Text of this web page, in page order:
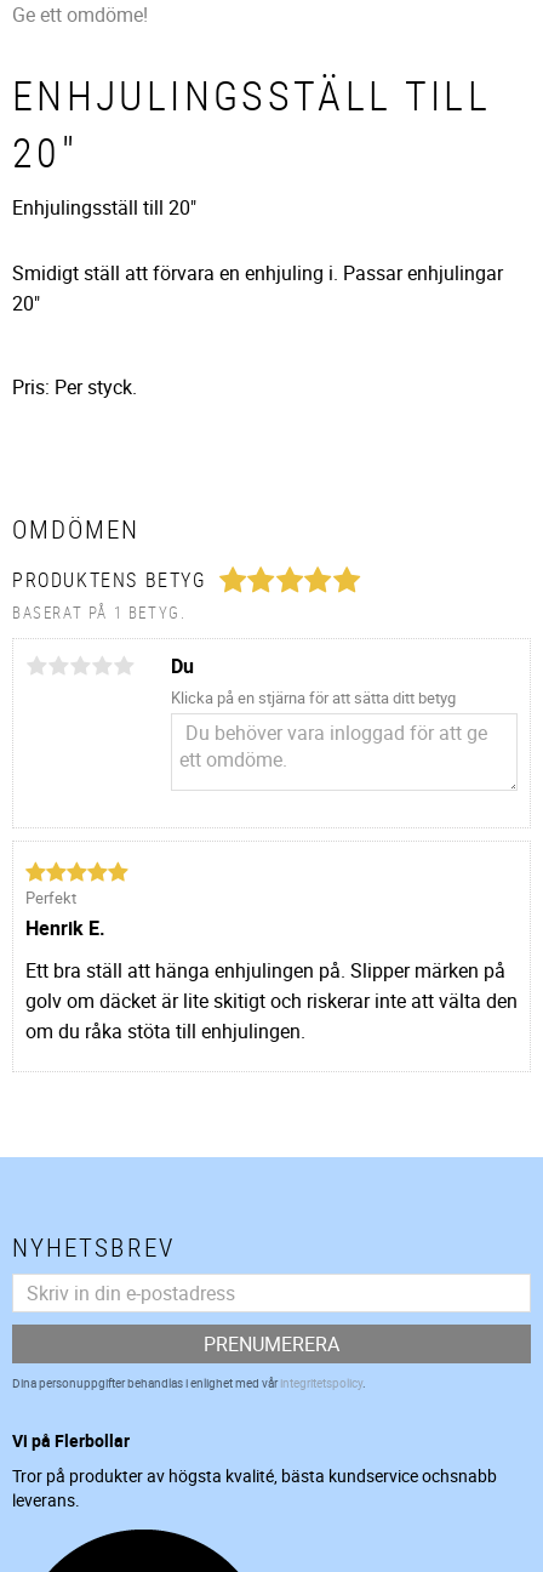
Ge ett omdöme!
ENHJULINGSSTÄLL TILL
20"
Enhjulingsställ till 20"
Smidigt ställ att förvara en enhjuling i. Passar enhjulingar
20"
Pris: Per styck.
OMDÖMEN
PRODUKTENS BETYG
BASERAT PÅ 1 BETYG.
Du
Klicka på en stjärna för att sätta ditt betyg
Perfekt
Henrik E.
Ett bra ställ att hänga enhjulingen på. Slipper märken på
golv om däcket är lite skitigt och riskerar inte att välta den
om du råka stöta till enhjulingen.
NYHETSBREV
PRENUMERERA
Dina personuppgifter behandlas i enlighet med vårintegritetspolicy.
Vi på Flerbollar
Tror på produkter av högsta kvalité, bästa kundservice ochsnabb
leverans.